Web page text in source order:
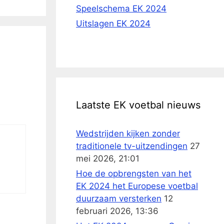
Speelschema EK 2024
Uitslagen EK 2024
Laatste EK voetbal nieuws
Wedstrijden kijken zonder
traditionele tv-uitzendingen 27
mei 2026, 21:01
Hoe de opbrengsten van het
EK 2024 het Europese voetbal
duurzaam versterken 12
februari 2026, 13:36